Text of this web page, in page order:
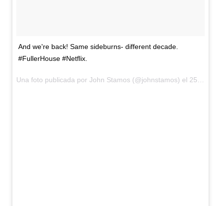
And we're back! Same sideburns- different decade.
#FullerHouse #Netflix.
Una foto publicada por John Stamos (@johnstamos) el 25 de Jul de 2015 a la(s) 11:09 PDT